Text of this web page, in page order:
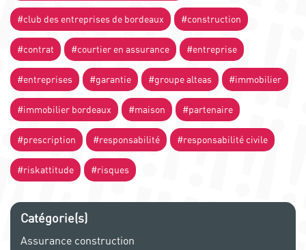
#club des entreprises de bordeaux #construction
#contrat #courtier en assurance #entreprise
#entreprises #garantie #groupe alteas #immobilier
#immobilier bordeaux #maison #partenaire
#prescription #responsabilité #responsabilité civile
#riskattitude #risques
Catégorie(s)
Assurance construction